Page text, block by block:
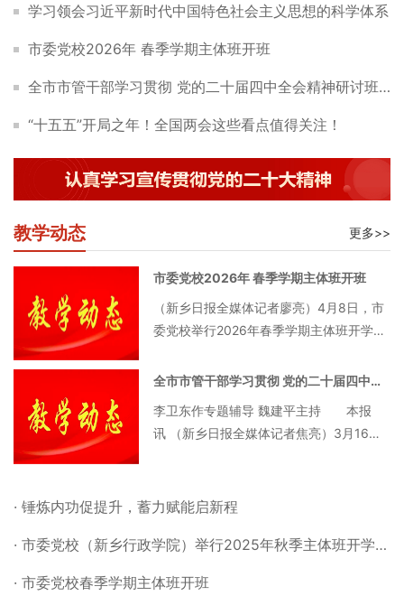
学习领会习近平新时代中国特色社会主义思想的科学体系
市委党校2026年 春季学期主体班开班
全市市管干部学习贯彻 党的二十届四中全会精神研讨班开班
“十五五”开局之年！全国两会这些看点值得关注！
教学动态 更多>>
市委党校2026年 春季学期主体班开班
（新乡日报全媒体记者廖亮）4月8日，市
委党校举行2026年春季学期主体班开学典
行正确政绩观作专题辅导报告。市委常
卫东指出，在全党
全市市管干部学习贯彻 党的二十届四中全会精神研讨班开班
李卫东作专题辅导 魏建平主持 本报
讯 （新乡日报全媒体记者焦亮）3月16
书记李卫东出席开班式并作专题辅导，强
· 锤炼内功促提升，蓄力赋能启新程
· 市委党校（新乡行政学院）举行2025年秋季主体班开学典礼
· 市委党校春季学期主体班开班